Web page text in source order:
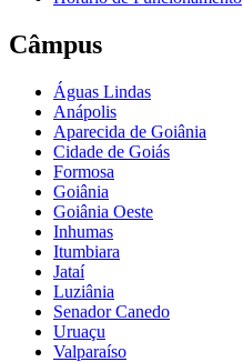
Câmpus
Águas Lindas
Anápolis
Aparecida de Goiânia
Cidade de Goiás
Formosa
Goiânia
Goiânia Oeste
Inhumas
Itumbiara
Jataí
Luziânia
Senador Canedo
Uruaçu
Valparaíso